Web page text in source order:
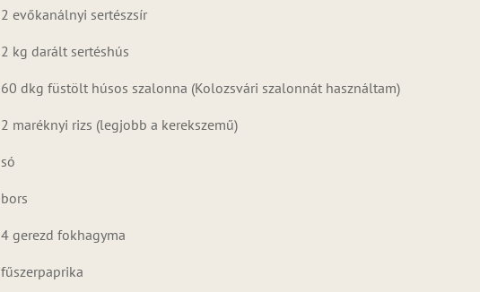
2 evőkanálnyi sertészsír
2 kg darált sertéshús
60 dkg füstölt húsos szalonna (Kolozsvári szalonnát használtam)
2 maréknyi rizs (legjobb a kerekszemű)
só
bors
4 gerezd fokhagyma
fűszerpaprika